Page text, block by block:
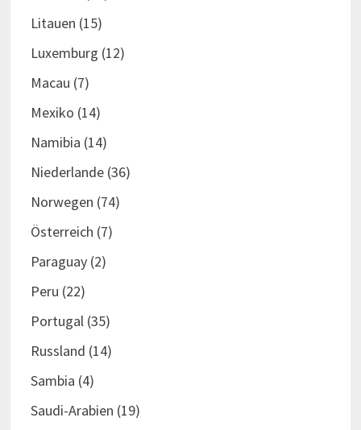
Litauen (15)
Luxemburg (12)
Macau (7)
Mexiko (14)
Namibia (14)
Niederlande(36)
Norwegen (74)
Österreich (7)
Paraguay(2)
Peru (22)
Portugal(35)
Russland (14)
Sambia (4)
Saudi-Arabien (19)